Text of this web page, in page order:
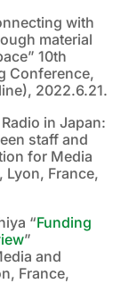
with
material
10th
Conference,
2022.6.21.
in Japan:
staff and
for Media
Lyon, France,
“Funding
”
and
France,